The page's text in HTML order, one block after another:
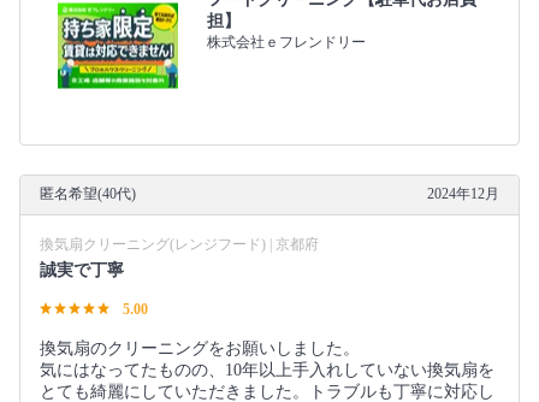
担】
株式会社ｅフレンドリー
匿名希望(40代) 2024年12月
換気扇クリーニング(レンジフード) | 京都府
誠実で丁寧
5.00
換気扇のクリーニングをお願いしました。
気にはなってたものの、10年以上手入れしていない換気扇を
とても綺麗にしていただきました。トラブルも丁寧に対応し